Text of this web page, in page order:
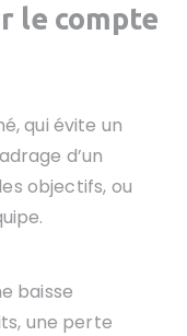
le compte
qui évite un
d’un
objectifs, ou
baisse
une perte